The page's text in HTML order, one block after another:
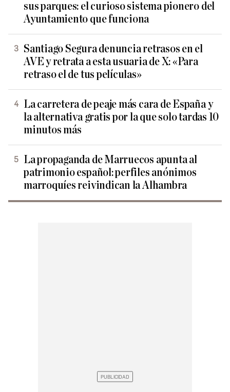
sus parques: el curioso sistema pionero del
Ayuntamiento que funciona
Santiago Segura denuncia retrasos en el
AVE y retrata a esta usuaria de X: «Para
retraso el de tus películas»
La carretera de peaje más cara de España y
la alternativa gratis por la que solo tardas 10
minutos más
La propaganda de Marruecos apunta al
patrimonio español: perfiles anónimos
marroquíes reivindican la Alhambra